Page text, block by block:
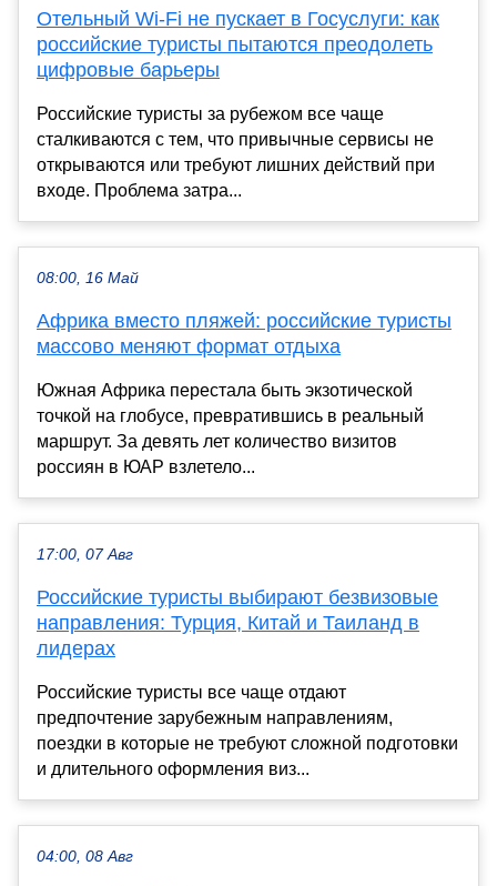
Отельный Wi-Fi не пускает в Госуслуги: как
российские туристы пытаются преодолеть
цифровые барьеры
Российские туристы за рубежом все чаще
сталкиваются с тем, что привычные сервисы не
открываются или требуют лишних действий при
входе. Проблема затра...
08:00, 16 Май
Африка вместо пляжей: российские туристы
массово меняют формат отдыха
Южная Африка перестала быть экзотической
точкой на глобусе, превратившись в реальный
маршрут. За девять лет количество визитов
россиян в ЮАР взлетело...
17:00, 07 Авг
Российские туристы выбирают безвизовые
направления: Турция, Китай и Таиланд в
лидерах
Российские туристы все чаще отдают
предпочтение зарубежным направлениям,
поездки в которые не требуют сложной подготовки
и длительного оформления виз...
04:00, 08 Авг